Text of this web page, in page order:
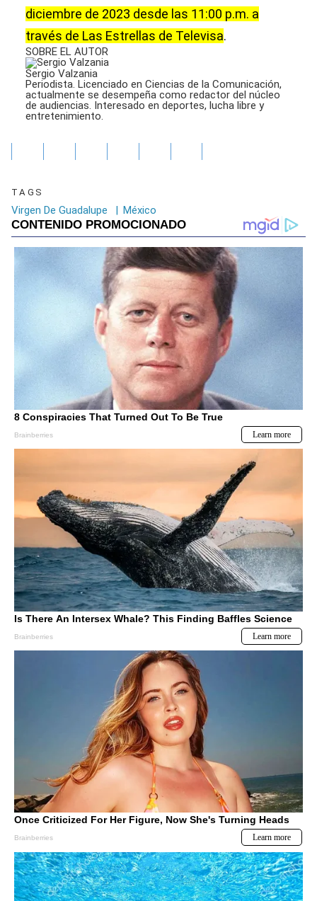
diciembre de 2023 desde las 11:00 p.m. a
través de Las Estrellas de Televisa.
SOBRE EL AUTOR
Sergio Valzania
Periodista. Licenciado en Ciencias de la Comunicación,
actualmente se desempeña como redactor del núcleo
de audiencias. Interesado en deportes, lucha libre y
entretenimiento.
TAGS
Virgen De Guadalupe | México